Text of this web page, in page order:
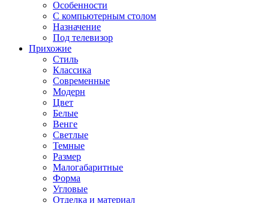
Особенности
С компьютерным столом
Назначение
Под телевизор
Прихожие
Стиль
Классика
Современные
Модерн
Цвет
Белые
Венге
Светлые
Темные
Размер
Малогабаритные
Форма
Угловые
Отделка и материал